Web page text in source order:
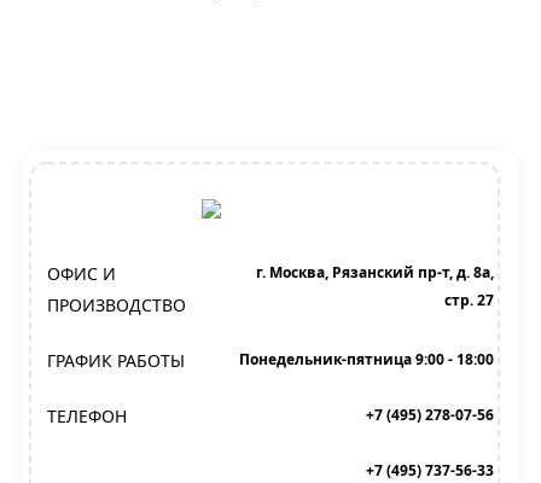
ОФИС И
ПРОИЗВОДСТВО
г. Москва, Рязанский пр-т, д. 8а,
стр. 27
ГРАФИК РАБОТЫ Понедельник-пятница 9:00 - 18:00
ТЕЛЕФОН +7 (495) 278-07-56
+7 (495) 737-56-33